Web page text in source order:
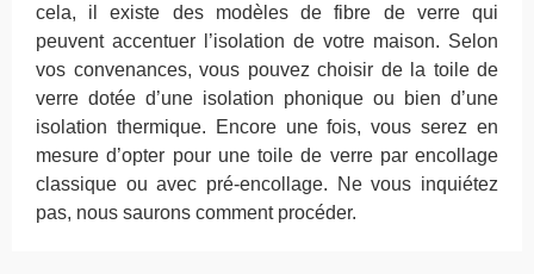
cela, il existe des modèles de fibre de verre qui
peuvent accentuer l’isolation de votre maison. Selon
vos convenances, vous pouvez choisir de la toile de
verre dotée d’une isolation phonique ou bien d’une
isolation thermique. Encore une fois, vous serez en
mesure d’opter pour une toile de verre par encollage
classique ou avec pré-encollage. Ne vous inquiétez
pas, nous saurons comment procéder.